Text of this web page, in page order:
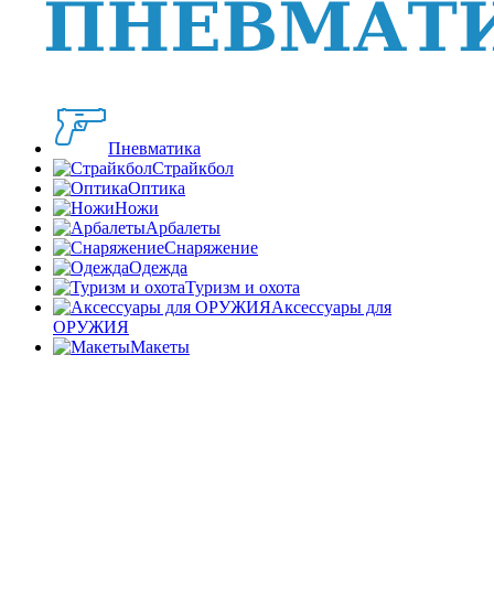
Пневматика
Страйкбол
Оптика
Ножи
Арбалеты
Снаряжение
Одежда
Туризм и охота
Аксессуары для
ОРУЖИЯ
Макеты